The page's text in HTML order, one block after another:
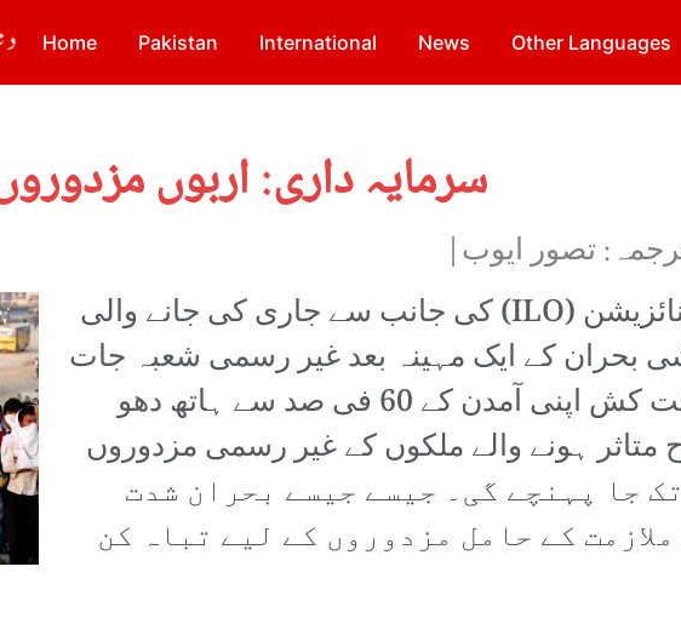
Home Pakistan International News Other Languages
سرمایہ داری: اربوں
تصور ایوب|
29 اپریل کو انٹرنیشنل لیبر آرگنائزیشن (ILO) کی جانب سے جاری کی جانے والی
بحران کے ایک مہینہ بعد غیر رسمی شعبہ جات
سے منسلک 1 ارب 60کروڑ محنت کش اپنی آمدن کے 60 فی صد سے ہاتھ دھو
ہونے والے ملکوں کے غیر رسمی مزدوروں
کی شرح 84 فیصد تک جا پہنچے گی۔ جیسے جیسے بحران شدت
کے حامل مزدوروں کے لیے تباہ کن